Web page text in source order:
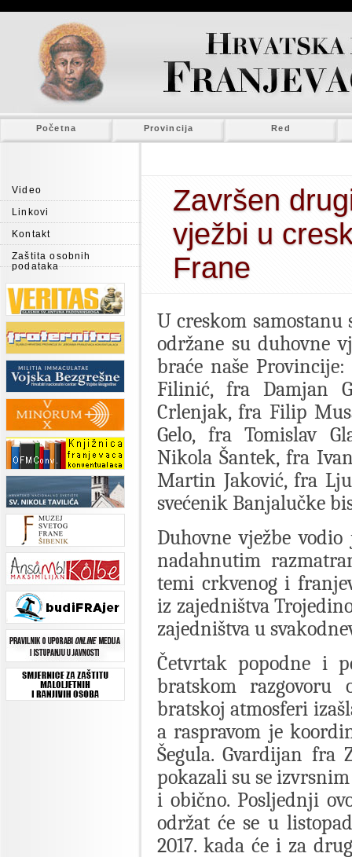
Početna Provincija Red
Video
Linkovi
Kontakt
Zaštita osobnih
podataka
Završen
vježbi u
Frane
U creskom samostanu
održane su duhovne
braće naše
Filinić, fra Damjan
Crlenjak, fra Filip
Gelo, fra Tomislav
Nikola Šantek, fra
Martin Jaković, fra
svećenik Banjalučke
Duhovne vježbe
nadahnutim
temi crkvenog i
iz zajedništva
zajedništva u
Četvrtak popodne i
bratskom
bratskoj atmosferi
a raspravom je
Šegula. Gvardijan fra
pokazali su se
i obično. Posljednji
održat će se u
2017. kada će i za